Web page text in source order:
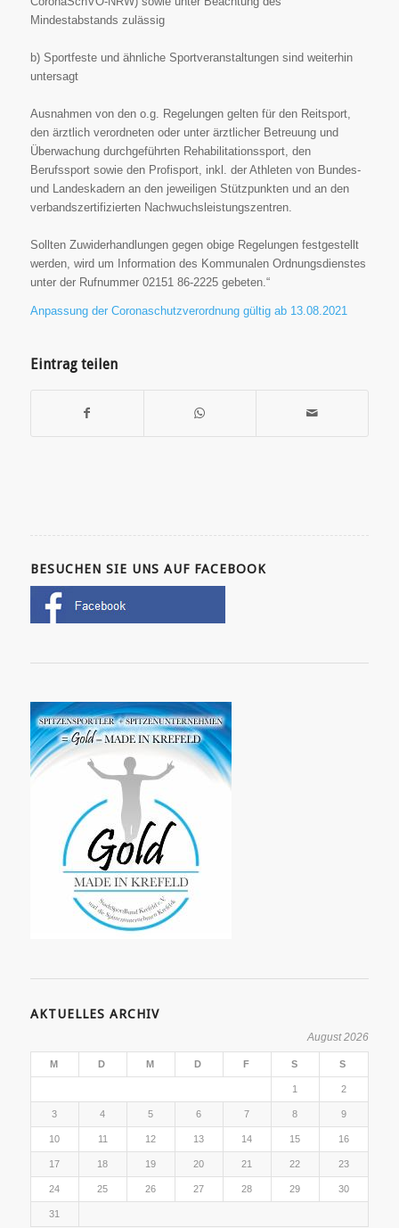
Mindestabstands zulässig
b) Sportfeste und ähnliche Sportveranstaltungen sind weiterhin
untersagt
Ausnahmen von den o.g. Regelungen gelten für den Reitsport,
den ärztlich verordneten oder unter ärztlicher Betreuung und
Überwachung durchgeführten Rehabilitationssport, den
Berufssport sowie den Profisport, inkl. der Athleten von Bundes-
und Landeskadern an den jeweiligen Stützpunkten und an den
verbandszertifizierten Nachwuchsleistungszentren.
Sollten Zuwiderhandlungen gegen obige Regelungen festgestellt
werden, wird um Information des Kommunalen Ordnungsdienstes
unter der Rufnummer 02151 86-2225 gebeten.“
Anpassung der Coronaschutzverordnung gültig ab 13.08.2021
Eintrag teilen
BESUCHEN SIE UNS AUF FACEBOOK
AKTUELLES ARCHIV
August 2026
M D M D F S S
1 2
3 4 5 6 7 8 9
10 11 12 13 14 15 16
17 18 19 20 21 22 23
24 25 26 27 28 29 30
31